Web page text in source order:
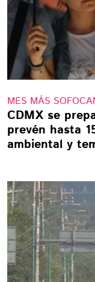
MES MÁS
CDMX se
prevén hasta
ambiental y